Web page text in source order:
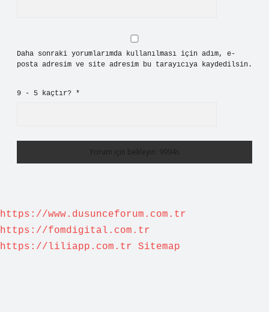
Daha sonraki yorumlarımda kullanılması için adım, e-
posta adresim ve site adresim bu tarayıcıya kaydedilsin.
9 - 5 kaçtır? *
https://www.dusunceforum.com.tr
https://fomdigital.com.tr
https://liliapp.com.tr
Sitemap